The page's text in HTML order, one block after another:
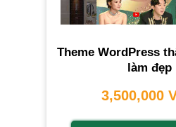
Theme WordPress
làm đẹp
3,500,000